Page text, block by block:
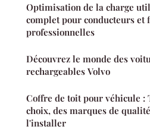
Optimisation de la charge
complet pour conducteurs et
professionnelles
Découvrez le monde des
rechargeables Volvo
Coffre de toit pour véhicule
choix, des marques de
l'installer